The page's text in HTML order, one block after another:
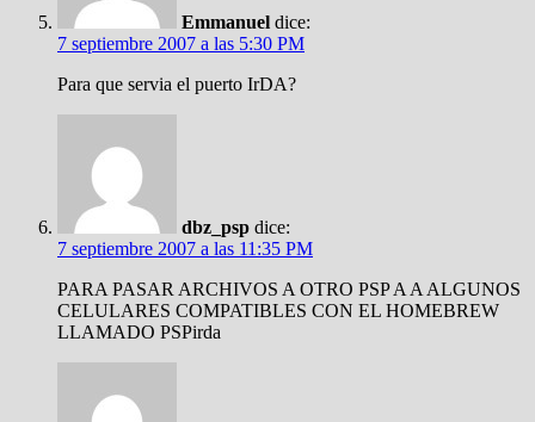
Emmanuel dice:
7 septiembre 2007 a las 5:30 PM
Para que servia el puerto IrDA?
dbz_psp dice:
7 septiembre 2007 a las 11:35 PM
PARA PASAR ARCHIVOS A OTRO PSP A A ALGUNOS
CELULARES COMPATIBLES CON EL HOMEBREW
LLAMADO PSPirda